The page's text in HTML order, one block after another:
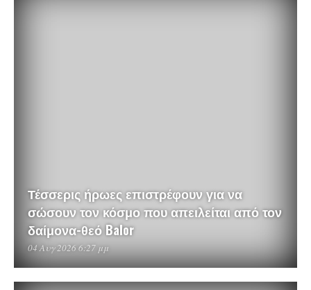
Τέσσερις ήρωες επιστρέφουν για να
σώσουν τον κόσμο που απειλείται από τον
δαίμονα-θεό Balor
04 Αυγ 2026 6:27 μμ